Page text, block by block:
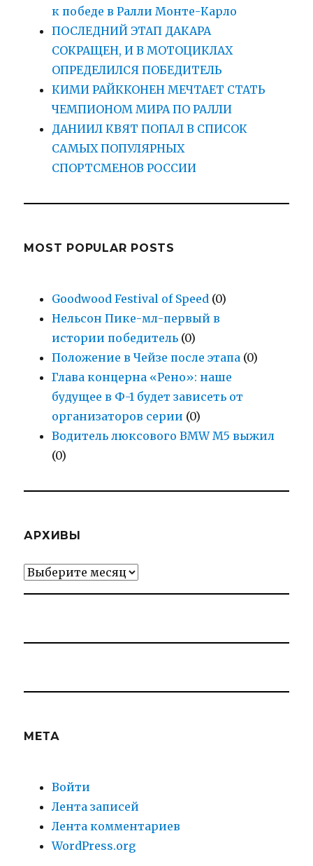
к победе в Ралли Монте-Карло
ПОСЛЕДНИЙ ЭТАП ДАКАРА
СОКРАЩЕН, И В МОТОЦИКЛАХ
ОПРЕДЕЛИЛСЯ ПОБЕДИТЕЛЬ
КИМИ РАЙККОНЕН МЕЧТАЕТ СТАТЬ
ЧЕМПИОНОМ МИРА ПО РАЛЛИ
ДАНИИЛ КВЯТ ПОПАЛ В СПИСОК
САМЫХ ПОПУЛЯРНЫХ
СПОРТСМЕНОВ РОССИИ
MOST POPULAR POSTS
Goodwood Festival of Speed (0)
Нельсон Пике-мл-первый в
истории победитель (0)
Положение в Чейзе после этапа (0)
Глава концерна «Рено»: наше
будущее в Ф-1 будет зависеть от
организаторов серии (0)
Водитель люксового BMW M5 выжил
(0)
АРХИВЫ
Архивы
МЕТА
Войти
Лента записей
Лента комментариев
WordPress.org